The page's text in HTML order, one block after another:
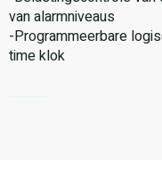
van alarmniveaus
-Programmeerbare
time klok